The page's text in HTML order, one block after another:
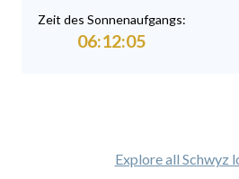
Zeit des Sonnenaufgangs:
06:12:05
Explore all Schwyz